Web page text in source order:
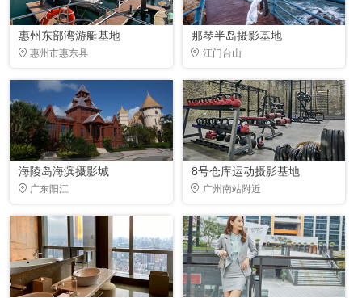
惠州东部湾游艇基地
惠州市惠东县
那琴半岛摄影基地
江门台山
海陵岛海滨摄影城
广东阳江
8号仓库运动摄影基地
广州南站附近